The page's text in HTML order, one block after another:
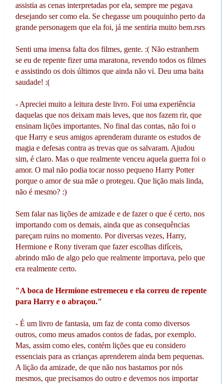
assistia as cenas interpretadas por ela, sempre me pegava
desejando ser como ela. Se chegasse um pouquinho perto da
grande personagem que ela foi, já me sentiria muito bem.rsrs
Senti uma imensa falta dos filmes, gente. :( Não estranhem
se eu de repente fizer uma maratona, revendo todos os filmes
e assistindo os dois últimos que ainda não vi. Deu uma baita
saudade! :(
- Apreciei muito a leitura deste livro. Foi uma experiência
daquelas que nos deixam mais leves, que nos fazem rir, que
ensinam lições importantes. No final das contas, não foi o
que Harry e seus amigos aprenderam durante os estudos de
magia e defesas contra as trevas que os salvaram. Ajudou
sim, é claro. Mas o que realmente venceu aquela guerra foi o
amor. O mal não podia tocar nosso pequeno Harry Potter
porque o amor de sua mãe o protegeu. Que lição mais linda,
não é mesmo? :)
Sem falar nas lições de amizade e de fazer o que é certo, nos
importando com os demais, ainda que as consequências
pareçam ruins no momento. Por diversas vezes, Harry,
Hermione e Rony tiveram que fazer escolhas difíceis,
abrindo mão de algo pelo que realmente importava, pelo que
era realmente certo.
"A boca de Hermione estremeceu e ela correu de repente
para Harry e o abraçou."
- É um livro de fantasia, um faz de conta como diversos
outros, como meus amados contos de fadas, por exemplo.
Mas, assim como eles, contém lições que eu considero
essenciais para as crianças aprenderem ainda bem pequenas.
A lição da amizade, de que não nos bastamos por nós
mesmos, que precisamos do outro e devemos nos importar